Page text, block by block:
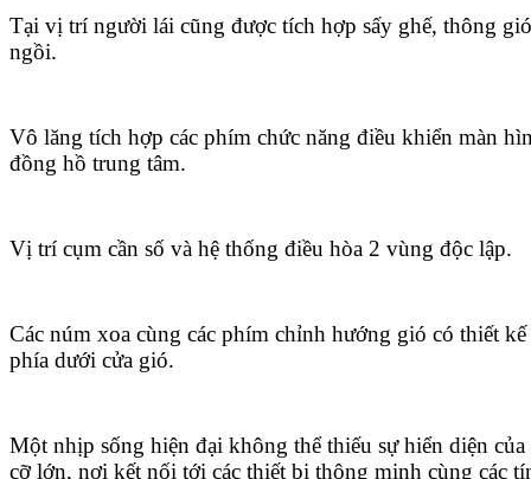
Tại vị trí người lái cũng được tích hợp sấy ghế, thông
ngồi.
Vô lăng tích hợp các phím chức năng điều khiển màn
đồng hồ trung tâm.
Vị trí cụm cần số và hệ thống điều hòa 2 vùng độc lập.
Các núm xoa cùng các phím chỉnh hướng gió có thiết
phía dưới cửa gió.
Một nhịp sống hiện đại không thể thiếu sự hiển diện
cỡ lớn, nơi kết nối tới các thiết bị thông minh cùng các